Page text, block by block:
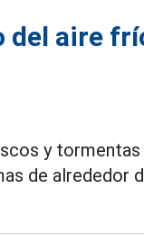
del aire
y
de alrededor